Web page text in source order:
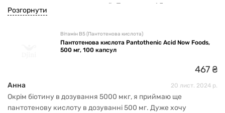
но и видимо, что растет новый. Принимаю 1,5 месяца.
Розгорнути
Вітамін В5 (Пантотенова кислота)
Пантотенова кислота Pantothenic Acid Now Foods,
500 мг, 100 капсул
467₴
Анна 20 лист. 2024 р.
Окрім біотину в дозування 5000 мкг, я приймаю ще
пантотенову кислоту в дозуванні 500 мг. Дуже хочу